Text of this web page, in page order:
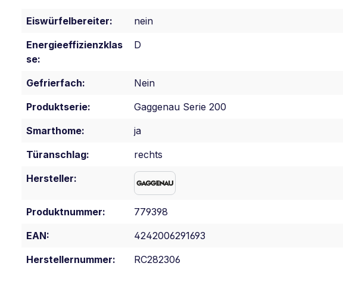
Eiswürfelbereiter:
nein
Energieeffizienzklas
se:
D
Gefrierfach:
Nein
Produktserie:
Gaggenau Serie 200
Smarthome:
ja
Türanschlag:
rechts
Hersteller:
Produktnummer:
779398
EAN:
4242006291693
Herstellernummer:
RC282306